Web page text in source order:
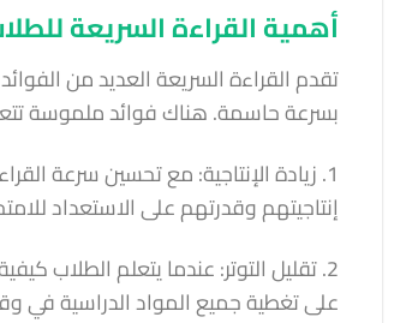
أهمية القراءة السريعة
تقدم القراءة السريعة العديد من
بسرعة حاسمة. هناك فوائد ملموسة
1. زيادة الإنتاجية: مع تحسين سرعة
إنتاجيتهم وقدرتهم على الاستعداد
2. تقليل التوتر: عندما يتعلم الطلاب
على تغطية جميع المواد الدراسية في